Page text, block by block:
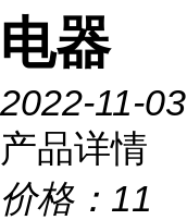
电器
2022-11-03
产品详情
价格： 11